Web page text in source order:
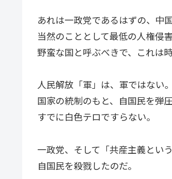
あれは一政党であるはずの、中
当然のこととして最低の人権侵
野蛮な国と呼ぶべきで、これは
人民解放「軍」は、軍ではない。
国家の統制のもと、自国民を弾
すでに白色テロですらない。
一政党、そして「共産主義とい
自国民を殺戮したのだ。